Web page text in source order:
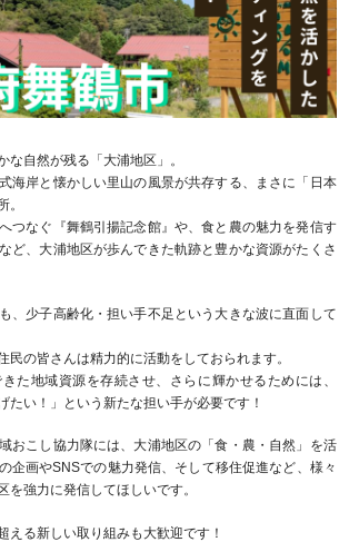
な自然が残る「大浦地区」。
海岸と懐かしい里山の風景が共存する、まさに「日本
。
つなぐ『舞鶴引揚記念館』や、食と農の魅力を発信す
ど、大浦地区が歩んできた軌跡と豊かな資源がたくさ
、少子高齢化・担い手不足という大きな波に直面して
民の皆さんは精力的に活動をしておられます。
た地域資源を存続させ、さらに輝かせるためには、
たい！」という新たな担い手が必要です！
おこし協力隊には、大浦地区の「食・農・自然」を活
企画やSNSでの魅力発信、そして移住促進など、様々
を強力に発信してほしいです。
える新しい取り組みも大歓迎です！